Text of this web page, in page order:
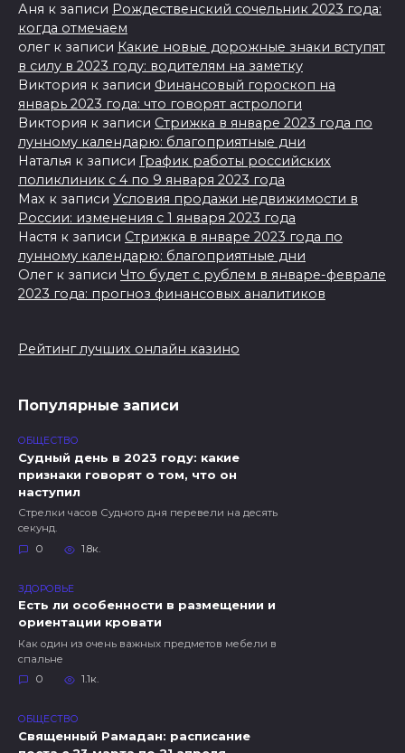
Аня к записи Рождественский сочельник 2023 года:
когда отмечаем
олегк записи Какие новые дорожные знаки вступят
в силу в 2023 году: водителям на заметку
Виктория к записи Финансовый гороскоп на
январь 2023 года: что говорят астрологи
Виктория к записи Стрижка в январе 2023 года по
лунному календарю: благоприятные дни
Наталья к записи График работы российских
поликлиник с 4 по 9 января 2023 года
Max к записи Условия продажи недвижимости в
России: изменения с 1 января 2023 года
Настя к записи Стрижка в январе 2023 года по
лунному календарю: благоприятные дни
Олегк записи Что будет с рублем в январе-феврале
2023 года: прогноз финансовых аналитиков
Рейтинг лучших онлайн казино
Популярные записи
ОБЩЕСТВО
Судный день в 2023 году: какие
признаки говорят о том, что он
наступил
Стрелки часов Судного дня перевели на десять
секунд.
0
1.8к.
ЗДОРОВЬЕ
Есть ли особенности в размещении и
ориентации кровати
Как один из очень важных предметов мебели в
спальне
0
1.1к.
ОБЩЕСТВО
Священный Рамадан: расписание